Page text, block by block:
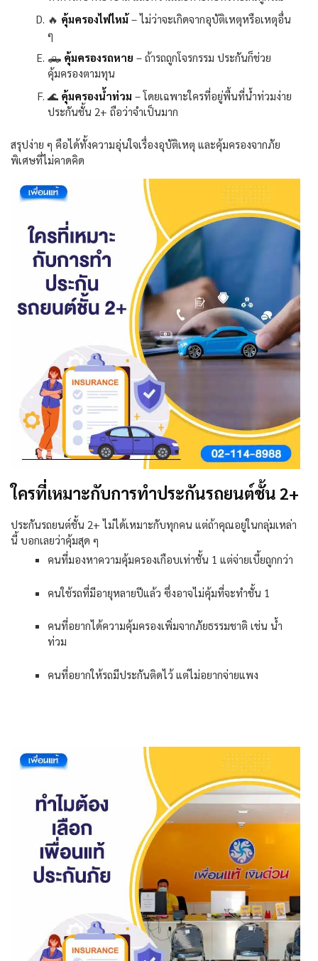
🔥 คุ้มครองไฟไหม้–ไม่ว่าจะเกิดจากอุบัติเหตุหรือเหตุอื่น
ๆ
🛻 คุ้มครองรถหาย – ถ้ารถถูกโจรกรรม ประกันก็ช่วย
คุ้มครองตามทุน
🌊 คุ้มครองน้ำท่วม –โดยเฉพาะใครที่อยู่พื้นที่น้ำท่วมง่าย
ประกันชั้น 2+ ถือว่าจำเป็นมาก
สรุปง่าย ๆ คือได้ทั้งความอุ่นใจเรื่องอุบัติเหตุ และคุ้มครองจากภัย
พิเศษที่ไม่คาดคิด
ใครที่เหมาะกับการทำประกันรถยนต์ชั้น 2+
ประกันรถยนต์ชั้น 2+ไม่ได้เหมาะกับทุกคน แต่ถ้าคุณอยู่ในกลุ่มเหล่า
นี้ บอกเลยว่าคุ้มสุด ๆ
คนที่มองหาความคุ้มครองเกือบเท่าชั้น 1 แต่จ่ายเบี้ยถูกกว่า
คนใช้รถที่มีอายุหลายปีแล้ว ซึ่งอาจไม่คุ้มที่จะทำชั้น 1
คนที่อยากได้ความคุ้มครองเพิ่มจากภัยธรรมชาติ เช่น น้ำ
ท่วม
คนที่อยากให้รถมีประกันติดไว้ แต่ไม่อยากจ่ายแพง